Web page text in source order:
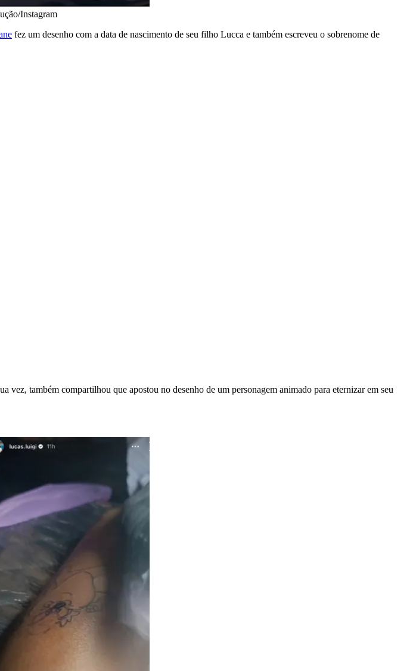
Instagram
fez um desenho com a data de nascimento de seu filho Lucca e também escreveu o sobrenome de
vez, também compartilhou que apostou no desenho de um personagem animado para eternizar em seu